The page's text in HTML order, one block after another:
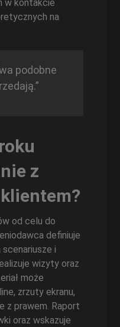
w kontakcie
na
podobne
z
od celu do
definiuje
i
wizyty oraz
może
zrzuty ekranu,
z prawem. Raport
oraz wskazuje